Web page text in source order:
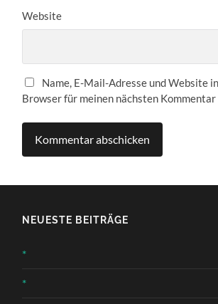
Website
Name, E-Mail-Adresse und Website
Browser für meinen nächsten Kommentar
NEUESTE BEITRÄGE
*
*